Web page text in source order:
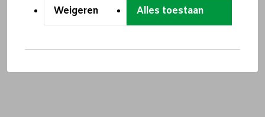
Weigeren Alles toestaan